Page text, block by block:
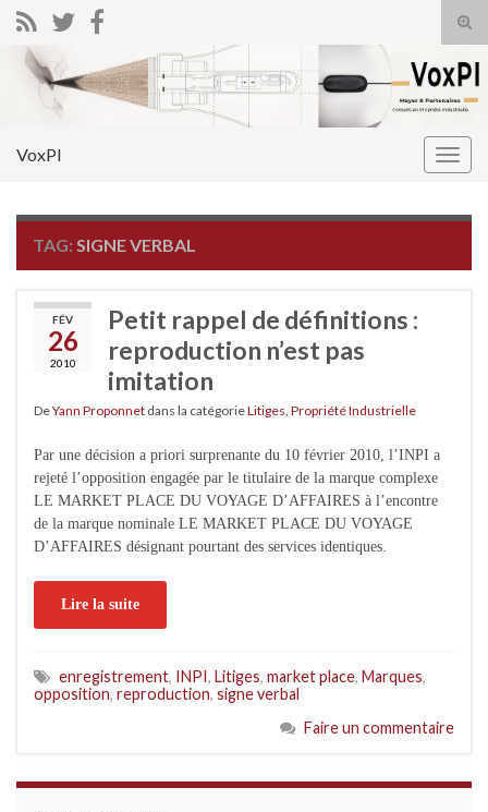
Search for:
VoxPI
TAG: SIGNE VERBAL
FÉV
26
2010
Petit rappel de définitions :
reproduction n’est pas
imitation
DeYann Proponnet dans la catégorieLitiges Propriété Industrielle
Par une décision a priori surprenante du 10 février 2010, l’INPI a
rejeté l’opposition engagée par le titulaire de la marque complexe
LE MARKET PLACE DU VOYAGE D’AFFAIRES à l’encontre
de la marque nominale LE MARKET PLACE DU VOYAGE
D’AFFAIRES désignant pourtant des services identiques.
Lire la suite
enregistrement, INPI, Litiges, market place, Marques,
opposition, reproduction, signe verbal
Faire un commentaire